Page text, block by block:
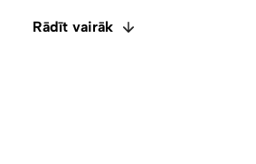
Rādīt vairāk
Atspējot lejupielādes ar tikai